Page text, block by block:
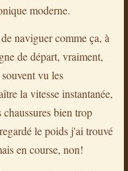
moderne.
naviguer comme ça, à
de départ, vraiment,
vu les
la vitesse instantanée,
bien trop
le poids j'ai trouvé
en course, non!